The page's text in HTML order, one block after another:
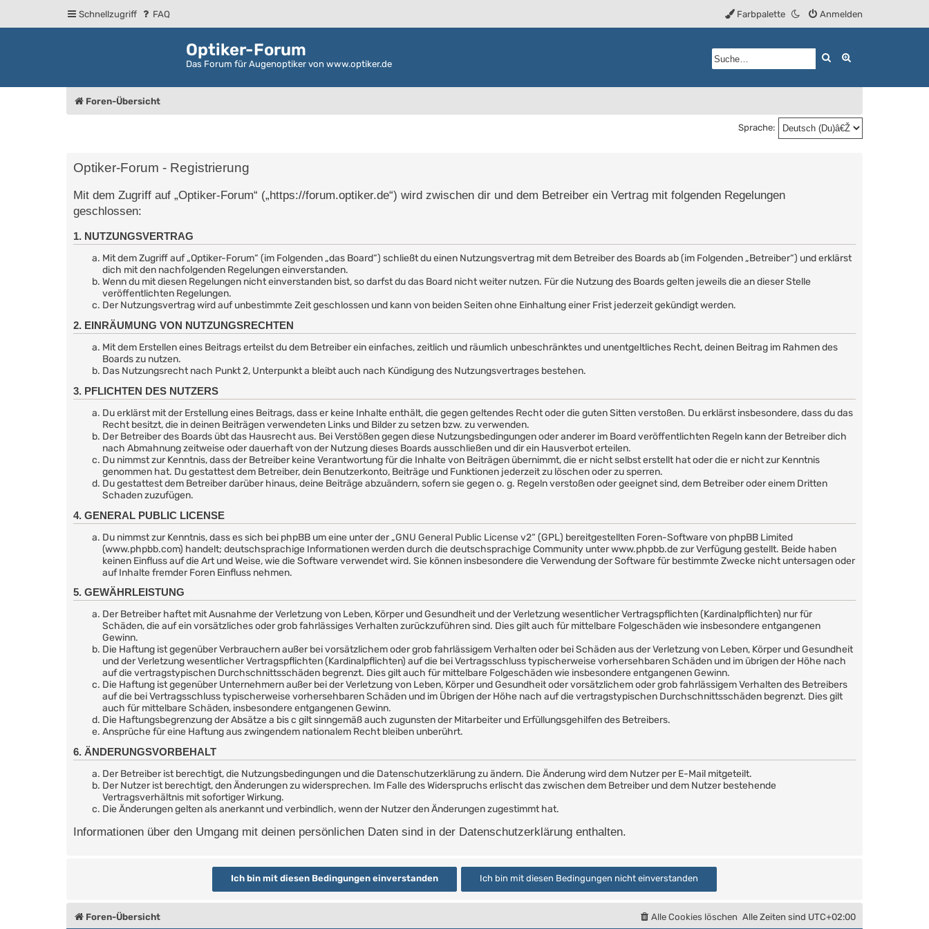
Schnellzugriff FAQ Anmelden
Farbpalette
Optiker-Forum
Das Forum für Augenoptiker von www.optiker.de
Suche
Foren-Übersicht
Sprache:
Optiker-Forum - Registrierung
Mit dem Zugriff auf „Optiker-Forum“ („https://forum.optiker.de“) wird zwischen dir und dem Betreiber ein Vertrag mit folgenden Regelungen
geschlossen:
1. NUTZUNGSVERTRAG
Mit dem Zugriff auf „Optiker-Forum“ (im Folgenden „das Board“) schließt du einen Nutzungsvertrag mit dem Betreiber des Boards ab (im Folgenden „Betreiber“) und erklärst
dich mit den nachfolgenden Regelungen einverstanden.
Wenn du mit diesen Regelungen nicht einverstanden bist, so darfst du das Board nicht weiter nutzen. Für die Nutzung des Boards gelten jeweils die an dieser Stelle
veröffentlichten Regelungen.
Der Nutzungsvertrag wird auf unbestimmte Zeit geschlossen und kann von beiden Seiten ohne Einhaltung einer Frist jederzeit gekündigt werden.
2. EINRÄUMUNG VON NUTZUNGSRECHTEN
Mit dem Erstellen eines Beitrags erteilst du dem Betreiber ein einfaches, zeitlich und räumlich unbeschränktes und unentgeltliches Recht, deinen Beitrag im Rahmen des
Boards zu nutzen.
Das Nutzungsrecht nach Punkt 2, Unterpunkt a bleibt auch nach Kündigung des Nutzungsvertrages bestehen.
3. PFLICHTEN DES NUTZERS
Du erklärst mit der Erstellung eines Beitrags, dass er keine Inhalte enthält, die gegen geltendes Recht oder die guten Sitten verstoßen. Du erklärst insbesondere, dass du das
Recht besitzt, die in deinen Beiträgen verwendeten Links und Bilder zu setzen bzw. zu verwenden.
Der Betreiber des Boards übt das Hausrecht aus. Bei Verstößen gegen diese Nutzungsbedingungen oder anderer im Board veröffentlichten Regeln kann der Betreiber dich
nach Abmahnung zeitweise oder dauerhaft von der Nutzung dieses Boards ausschließen und dir ein Hausverbot erteilen.
Du nimmst zur Kenntnis, dass der Betreiber keine Verantwortung für die Inhalte von Beiträgen übernimmt, die er nicht selbst erstellt hat oder die er nicht zur Kenntnis
genommen hat. Du gestattest dem Betreiber, dein Benutzerkonto, Beiträge und Funktionen jederzeit zu löschen oder zu sperren.
Du gestattest dem Betreiber darüber hinaus, deine Beiträge abzuändern, sofern sie gegen o. g. Regeln verstoßen oder geeignet sind, dem Betreiber oder einem Dritten
Schaden zuzufügen.
4. GENERAL PUBLIC LICENSE
Du nimmst zur Kenntnis, dass es sich bei phpBB um eine unter der „GNU General Public License v2“ (GPL) bereitgestellten Foren-Software von phpBB Limited
(www.phpbb.com) handelt; deutschsprachige Informationen werden durch die deutschsprachige Community unter www.phpbb.de zur Verfügung gestellt. Beide haben
keinen Einfluss auf die Art und Weise, wie die Software verwendet wird. Sie können insbesondere die Verwendung der Software für bestimmte Zwecke nicht untersagen oder
auf Inhalte fremder Foren Einfluss nehmen.
5. GEWÄHRLEISTUNG
Der Betreiber haftet mit Ausnahme der Verletzung von Leben, Körper und Gesundheit und der Verletzung wesentlicher Vertragspflichten (Kardinalpflichten) nur für
Schäden, die auf ein vorsätzliches oder grob fahrlässiges Verhalten zurückzuführen sind. Dies gilt auch für mittelbare Folgeschäden wie insbesondere entgangenen
Gewinn.
Die Haftung ist gegenüber Verbrauchern außer bei vorsätzlichem oder grob fahrlässigem Verhalten oder bei Schäden aus der Verletzung von Leben, Körper und Gesundheit
und der Verletzung wesentlicher Vertragspflichten (Kardinalpflichten) auf die bei Vertragsschluss typischerweise vorhersehbaren Schäden und im übrigen der Höhe nach
auf die vertragstypischen Durchschnittsschäden begrenzt. Dies gilt auch für mittelbare Folgeschäden wie insbesondere entgangenen Gewinn.
Die Haftung ist gegenüber Unternehmern außer bei der Verletzung von Leben, Körper und Gesundheit oder vorsätzlichem oder grob fahrlässigem Verhalten des Betreibers
auf die bei Vertragsschluss typischerweise vorhersehbaren Schäden und im Übrigen der Höhe nach auf die vertragstypischen Durchschnittsschäden begrenzt. Dies gilt
auch für mittelbare Schäden, insbesondere entgangenen Gewinn.
Die Haftungsbegrenzung der Absätze a bis c gilt sinngemäß auch zugunsten der Mitarbeiter und Erfüllungsgehilfen des Betreibers.
Ansprüche für eine Haftung aus zwingendem nationalem Recht bleiben unberührt.
6. ÄNDERUNGSVORBEHALT
Der Betreiber ist berechtigt, die Nutzungsbedingungen und die Datenschutzerklärung zu ändern. Die Änderung wird dem Nutzer per E-Mail mitgeteilt.
Der Nutzer ist berechtigt, den Änderungen zu widersprechen. Im Falle des Widerspruchs erlischt das zwischen dem Betreiber und dem Nutzer bestehende
Vertragsverhältnis mit sofortiger Wirkung.
Die Änderungen gelten als anerkannt und verbindlich, wenn der Nutzer den Änderungen zugestimmt hat.
Informationen über den Umgang mit deinen persönlichen Daten sind in der Datenschutzerklärung enthalten.
Foren-Übersicht Alle Zeiten sind UTC+02:00
Alle Cookies löschen